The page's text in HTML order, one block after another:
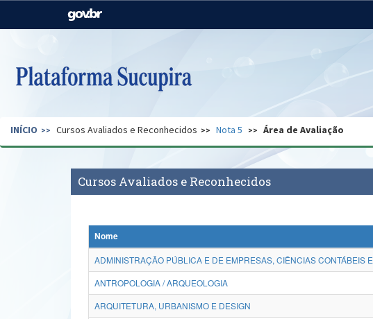
Casa Civil
Pecuária e Abastecimento
Regional
Secretaria de Governo Gabinete de Segurança
INÍCIO Cursos Avaliados e Reconhecidos Nota 5 Área de Avaliação
Cursos Avaliados e Reconhecidos
Nome
ADMINISTRAÇÃO PÚBLICA E DE EMPRESAS, CIÊNCIAS CONTÁBEIS
ANTROPOLOGIA / ARQUEOLOGIA
ARQUITETURA, URBANISMO E DESIGN